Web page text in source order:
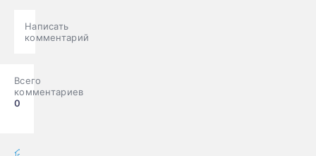
Написать
комментарий
Всего
комментариев
0